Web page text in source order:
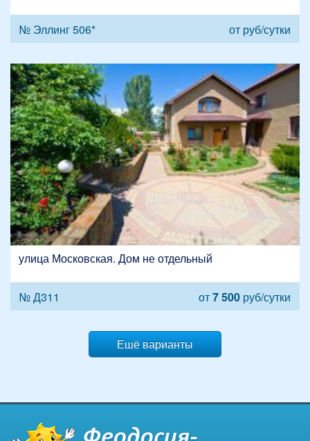
№ Эллинг 506* от руб/сутки
улица Московская. Дом не отдельный
№ Д311 от7 500 руб/сутки
Ешё варианты